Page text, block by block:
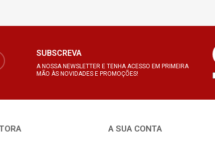
SUBSCREVA
A NOSSA NEWSLETTER E TENHA ACESSO EM PRIMEIRA
MÃO ÀS NOVIDADES E PROMOÇÕES!
A SUA CONTA